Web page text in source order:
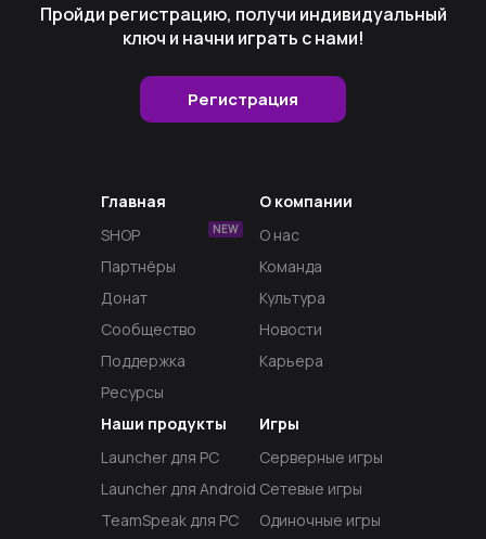
Пройди регистрацию, получи индивидуальный
ключ и начни играть с нами!
Регистрация
Главная
SHOP
NEW
Партнёры
Донат
Сообщество
Поддержка
Ресурсы
Наши продукты
Launcher для PC
Launcher для Android
TeamSpeak для PC
Игры
Серверные игры
Сетевые игры
Одиночные игры
О компании
О нас
Команда
Культура
Новости
Карьера